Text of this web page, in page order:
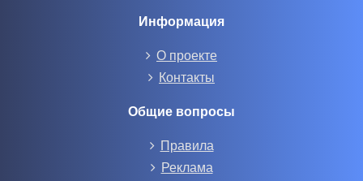
Информация
О проекте
Контакты
Общие вопросы
Правила
Реклама